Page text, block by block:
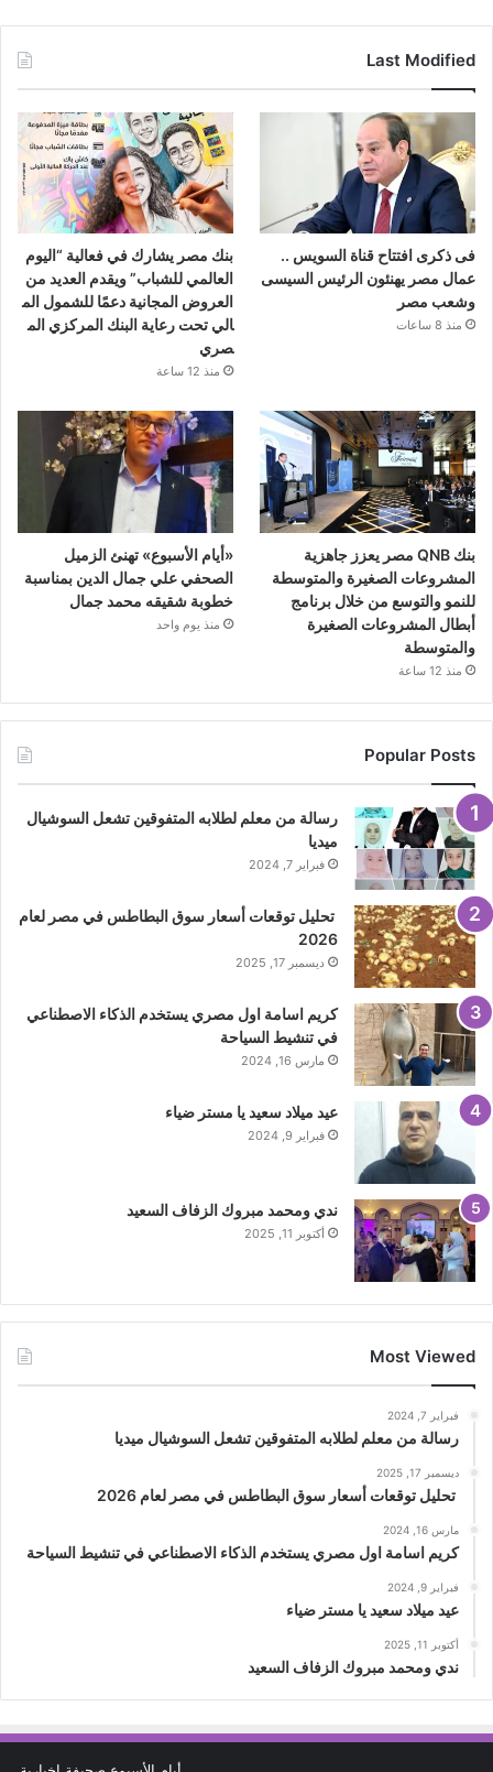
Last Modified
فى ذكرى افتتاح قناة السويس ..
عمال مصر يهنئون الرئيس السيسى
وشعب مصر
منذ 8 ساعات
بنك مصر يشارك في فعالية “اليوم
العالمي للشباب” ويقدم العديد من
العروض المجانية دعمًا للشمول الم
الي تحت رعاية البنك المركزي الم
صري
منذ 12 ساعة
بنك QNB مصر يعزز جاهزية
المشروعات الصغيرة والمتوسطة
للنمو والتوسع من خلال برنامج
أبطال المشروعات الصغيرة
والمتوسطة
منذ 12 ساعة
«أيام الأسبوع» تهنئ الزميل
الصحفي علي جمال الدين بمناسبة
خطوبة شقيقه محمد جمال
منذ يوم واحد
Popular Posts
رسالة من معلم لطلابه المتفوقين تشعل السوشيال
ميديا
فبراير 7, 2024
تحليل توقعات أسعار سوق البطاطس في مصر لعام
2026
ديسمبر 17, 2025
كريم اسامة اول مصري يستخدم الذكاء الاصطناعي
في تنشيط السياحة
مارس 16, 2024
عيد ميلاد سعيد يا مستر ضياء
فبراير 9, 2024
ندي ومحمد مبروك الزفاف السعيد
أكتوبر 11, 2025
Most Viewed
فبراير 7, 2024
رسالة من معلم لطلابه المتفوقين تشعل السوشيال ميديا
ديسمبر 17, 2025
تحليل توقعات أسعار سوق البطاطس في مصر لعام 2026
مارس 16, 2024
كريم اسامة اول مصري يستخدم الذكاء الاصطناعي في تنشيط السياحة
فبراير 9, 2024
عيد ميلاد سعيد يا مستر ضياء
أكتوبر 11, 2025
ندي ومحمد مبروك الزفاف السعيد